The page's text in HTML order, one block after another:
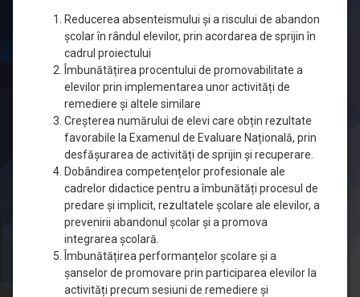
Posted on octombrie 13, 2025
Updated onmartie 4, 2026
Iuga Ioan-Bogdan
Reducerea absenteismului și a riscului de abandon
școlar în rândul elevilor, prin acordarea de sprijin în
cadrul proiectului
Îmbunătățirea procentului de promovabilitate a
elevilor prin implementarea unor activități de
remediere și altele similare
Creșterea numărului de elevi care obțin rezultate
favorabile la Examenul de Evaluare Națională, prin
desfășurarea de activități de sprijin și recuperare.
Dobândirea competențelor profesionale ale
cadrelor didactice pentru a îmbunătăți procesul de
predare și implicit, rezultatele școlare ale elevilor, a
prevenirii abandonul școlar și a promova
integrarea școlară.
Îmbunătățirea performanțelor școlare și a
șanselor de promovare prin participarea elevilor la
activități precum sesiuni de remediere și